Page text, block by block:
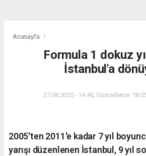
Anasayfa
Formula 1 dokuz
İstanbul'a
27.08.2020 - 14:46, Güncelleme:
2005'ten 2011'e kadar 7 yıl
yarışı düzenlenen İstanbul, 9 yıl